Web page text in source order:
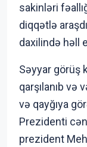
sakinləri
diqqətlə
daxilində həll
Səyyar görüş
qarşılanıb
və qayğıya
Prezidenti
prezident